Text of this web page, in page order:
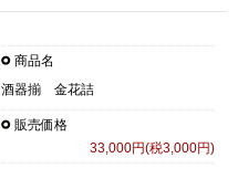
商品名
酒器揃 金花詰
販売価格
33,000円(税3,000円)